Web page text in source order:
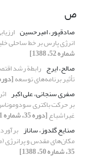
ص
صادقپور، امیرحسین
انرژی پارس بر خط ساحلی
شماره 52، 1388]
صالح، ایرج رابطة رشد
تأثیر برنامه‌های توسعه[دوره 35، شماره
صفری سنجانی، علی اکبر
بر حرکت باکتری
غیراشباع[دوره 35، شماره 51، 1388]
صنایع گلدوز، ساناز
مکان‌های مقدس و پرانرژی
35، شماره 50، 1388]